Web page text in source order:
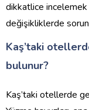
dikkatlice
değişikliklerde sorun
Kaş’taki
bulunur?
Kaş’taki otellerde